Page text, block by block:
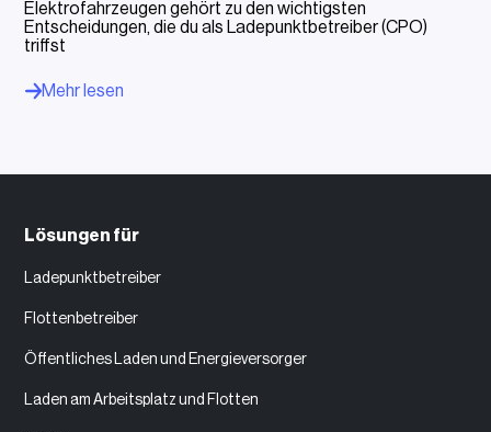
Elektrofahrzeugen gehört zu den wichtigsten
Entscheidungen, die du als Ladepunktbetreiber (CPO)
triffst
Mehr lesen
Lösungen für
Ladepunktbetreiber
Flottenbetreiber
Öffentliches Laden und Energieversorger
Laden am Arbeitsplatz und Flotten